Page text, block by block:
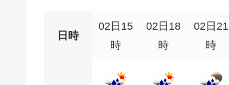
日時
02日15
時
02日18
時
02日21
時